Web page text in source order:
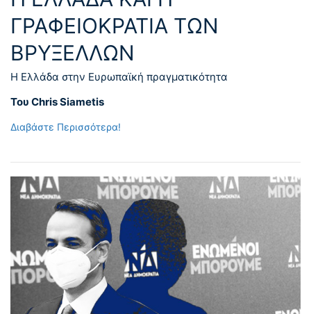
ΓΡΑΦΕΙΟΚΡΑΤΙΑ ΤΩΝ
ΒΡΥΞΕΛΛΩΝ
Η Ελλάδα στην Ευρωπαϊκή πραγματικότητα
Του Chris Siametis
Διαβάστε Περισσότερα!